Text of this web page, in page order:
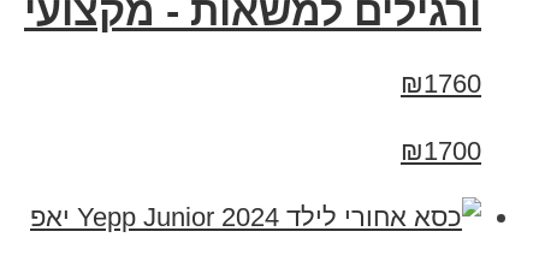
ורגילים למשאות - מקצועי
₪1760
₪1700